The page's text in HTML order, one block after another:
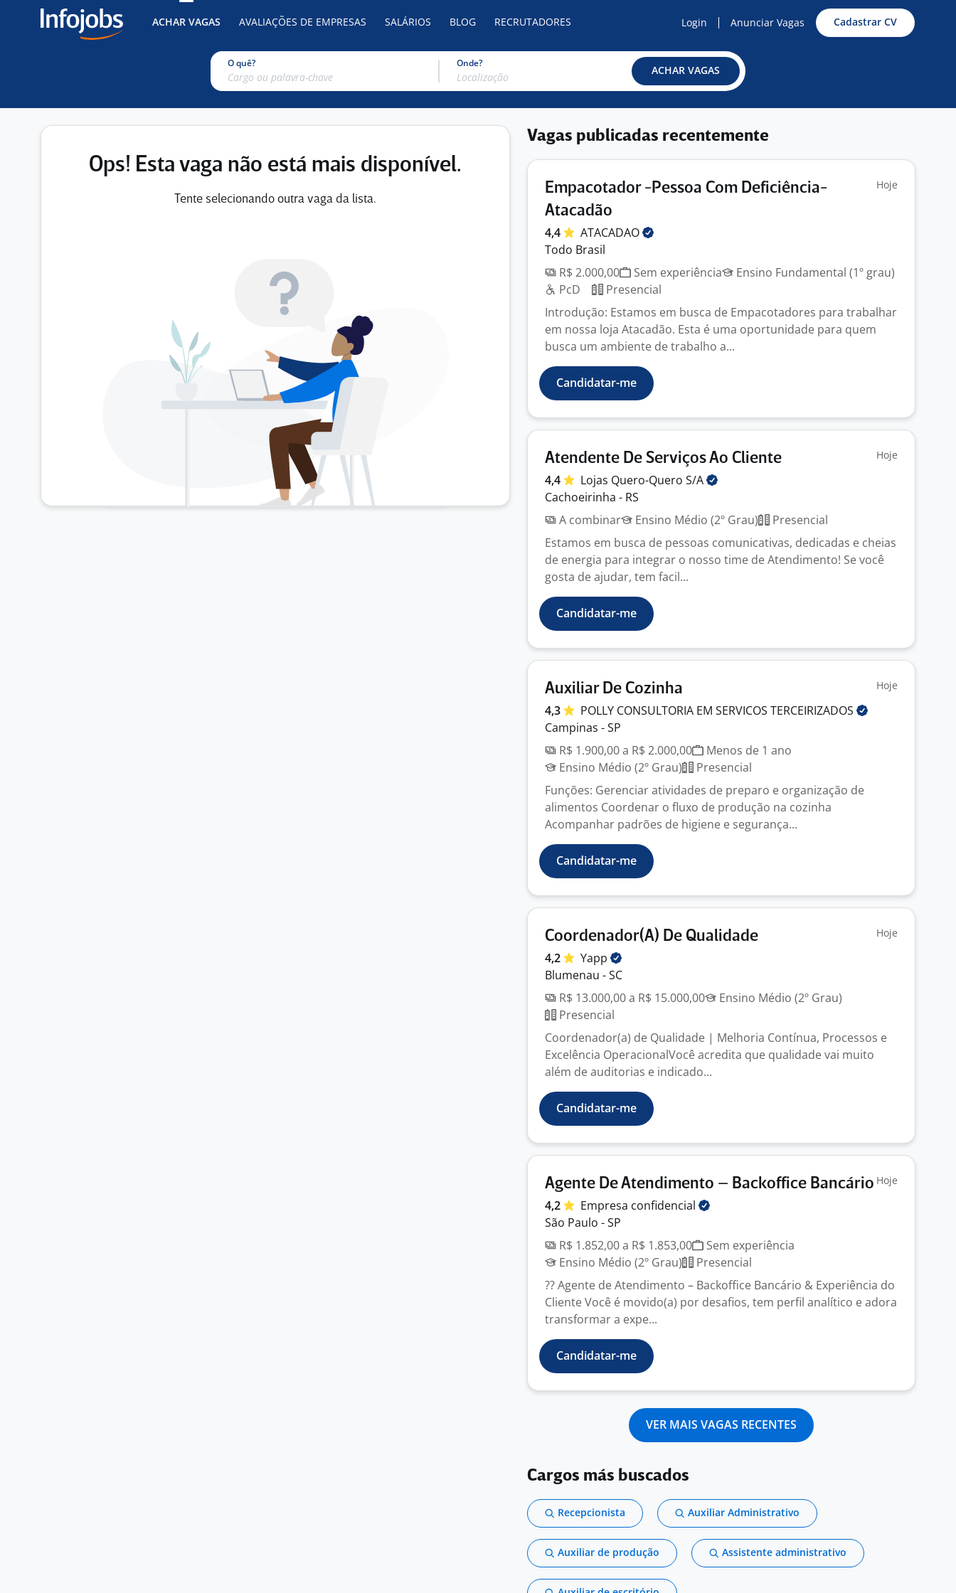
ACHAR VAGAS AVALIAÇÕES DE EMPRESAS SALÁRIOS BLOG RECRUTADORES Login Anunciar Vagas Cadastrar CV
O quê? Onde?
ACHAR VAGAS
Ops! Esta vaga não está mais disponível.
Tente selecionando outra vaga da lista.
Vagas publicadas recentemente
Empacotador -Pessoa Com Deficiência-
Atacadão
Hoje
4,4
ATACADAO
Todo Brasil
R$ 2.000,00
Sem experiência
Ensino Fundamental (1º grau)
PcD
Presencial
Introdução: Estamos em busca de Empacotadores para trabalhar
em nossa loja Atacadão. Esta é uma oportunidade para quem
busca um ambiente de trabalho a...
Candidatar-me
Atendente De Serviços Ao Cliente Hoje
4,4 Lojas Quero-Quero S/A
Cachoeirinha - RS
A combinar
Ensino Médio (2º Grau)
Presencial
Estamos em busca de pessoas comunicativas, dedicadas e cheias
de energia para integrar o nosso time de Atendimento! Se você
gosta de ajudar, tem facil...
Candidatar-me
Auxiliar De Cozinha Hoje
4,3 POLLY CONSULTORIA EM SERVICOS TERCEIRIZADOS
Campinas - SP
R$ 1.900,00 a R$ 2.000,00
Menos de 1 ano
Ensino Médio (2º Grau)
Presencial
Funções: Gerenciar atividades de preparo e organização de
alimentos Coordenar o fluxo de produção na cozinha
Acompanhar padrões de higiene e segurança...
Candidatar-me
Coordenador(A) De Qualidade Hoje
4,2
Yapp
Blumenau - SC
R$ 13.000,00 a R$ 15.000,00
Ensino Médio (2º Grau)
Presencial
Coordenador(a) de Qualidade | Melhoria Contínua, Processos e
Excelência OperacionalVocê acredita que qualidade vai muito
além de auditorias e indicado...
Candidatar-me
Agente De Atendimento – Backoffice Bancário Hoje
4,2 Empresa confidencial
São Paulo - SP
R$ 1.852,00 a R$ 1.853,00
Sem experiência
Ensino Médio (2º Grau)
Presencial
?? Agente de Atendimento – Backoffice Bancário & Experiência do
Cliente Você é movido(a) por desafios, tem perfil analítico e adora
transformar a expe...
Candidatar-me
VER MAIS VAGAS RECENTES
Cargos más buscados
Recepcionista Auxiliar Administrativo
Auxiliar de produção Assistente administrativo